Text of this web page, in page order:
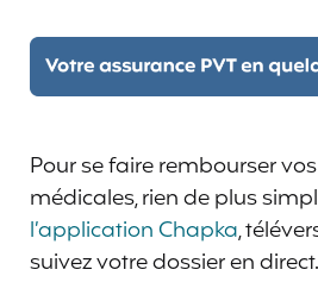
Pour se faire rembourser
médicales, rien de plus
l’application Chapka,
suivez votre dossier en direct.